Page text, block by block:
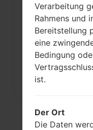
Wie kann
auf...
Verarbeitung
Rahmens und
Bereitstellung
eine
Bedingung
ist.
Der Ort
Die Daten